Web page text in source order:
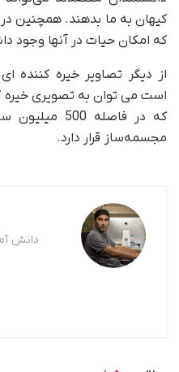
کیهان به ما بدهند. همچنین
که امکان حیات در آنها وجود
از دیگر تصاویر خیره
است می توان به تصویری خیره
که در فاصله
مجسمه‌ساز قرار دارد.
دانش